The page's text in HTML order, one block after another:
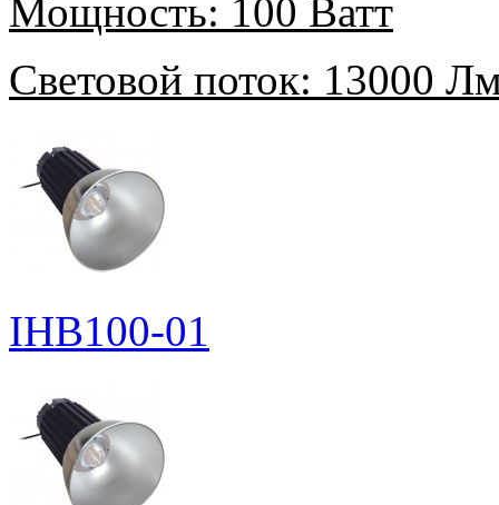
Мощность: 100 Ватт
Световой поток: 13000
IHB100-01